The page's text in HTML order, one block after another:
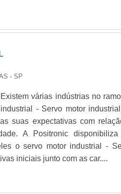
- SP
várias indústrias no
- Servo motor
suas expectativas com
A Positronic
o servo motor industrial -
iniciais junto com as car....